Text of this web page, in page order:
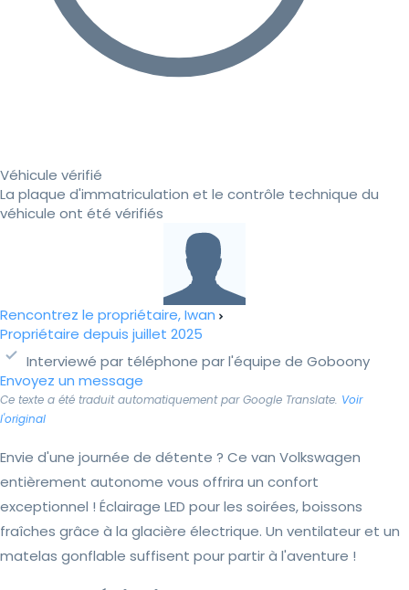
Véhicule vérifié
La plaque d'immatriculation et le contrôle technique du
véhicule ont été vérifiés
Rencontrez le propriétaire, Iwan
Propriétaire depuis juillet 2025
Interviewé par téléphone par l'équipe de Goboony
Envoyez un message
Ce texte a été traduit automatiquement par Google Translate. Voir
l'original
Envie d'une journée de détente ? Ce van Volkswagen
entièrement autonome vous offrira un confort
exceptionnel ! Éclairage LED pour les soirées, boissons
fraîches grâce à la glacière électrique. Un ventilateur et un
matelas gonflable suffisent pour partir à l'aventure !